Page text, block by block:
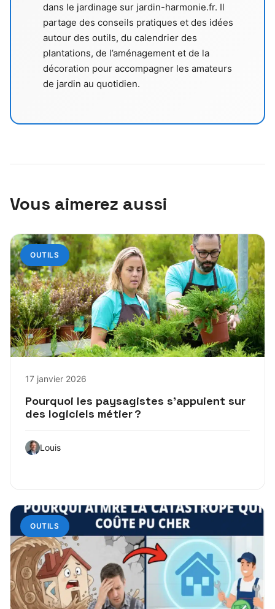
dans le jardinage sur jardin-harmonie.fr. Il
partage des conseils pratiques et des idées
autour des outils, du calendrier des
plantations, de l’aménagement et de la
décoration pour accompagner les amateurs
de jardin au quotidien.
Vous aimerez aussi
OUTILS
17 janvier 2026
Pourquoi les paysagistes s’appuient sur
des logiciels métier ?
Louis
OUTILS